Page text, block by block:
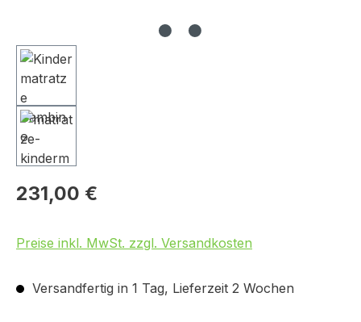
231,00 €
Preise inkl. MwSt. zzgl. Versandkosten
Versandfertig in 1 Tag, Lieferzeit 2 Wochen